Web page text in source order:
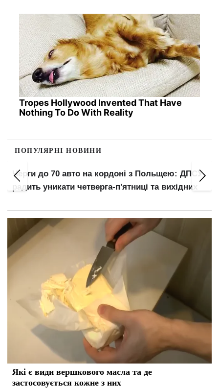
Tropes Hollywood Invented That Have
Nothing To Do With Reality
ПОПУЛЯРНІ НОВИНИ
Черги до 70 авто на кордоні з Польщею: ДПСУ
радить уникати четверга-п'ятниці та вихідних
Які є види вершкового масла та де
застосовується кожне з них